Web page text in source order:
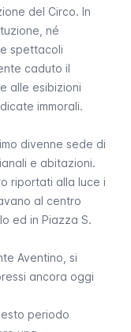
del Circo. In
né
spettacoli
caduto il
alle esibizioni
immorali.
divenne sede di
e abitazioni.
riportati alla luce i
al centro
ed in Piazza S.
Aventino, si
ancora oggi
periodo